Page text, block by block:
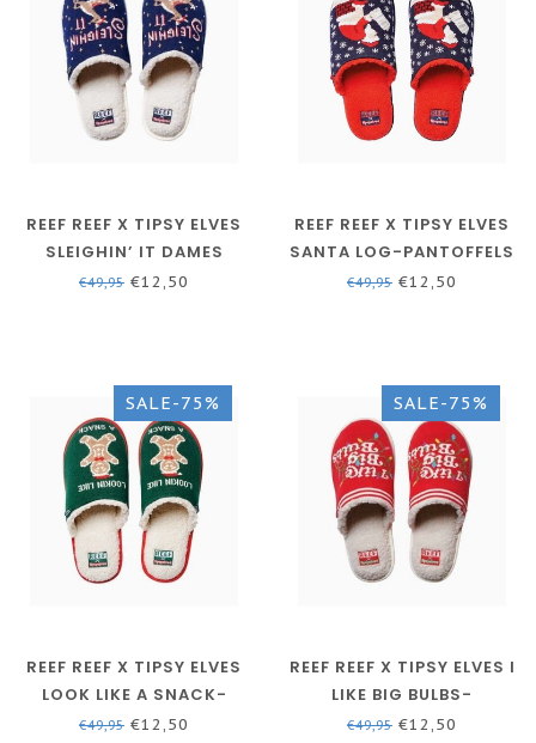
REEF REEF X TIPSY ELVES
SLEIGHIN’ IT DAMES
PANTOFFELS
€49,95 €12,50
REEF REEF X TIPSY ELVES
SANTA LOG-PANTOFFELS
VOOR HEREN
€49,95 €12,50
SALE-75%
REEF REEF X TIPSY ELVES
LOOK LIKE A SNACK-
PANTOFFELS VOOR
€49,95 €12,50
SALE-75%
REEF REEF X TIPSY ELVES I
LIKE BIG BULBS-
PANTOFFELS VOOR
€49,95 €12,50